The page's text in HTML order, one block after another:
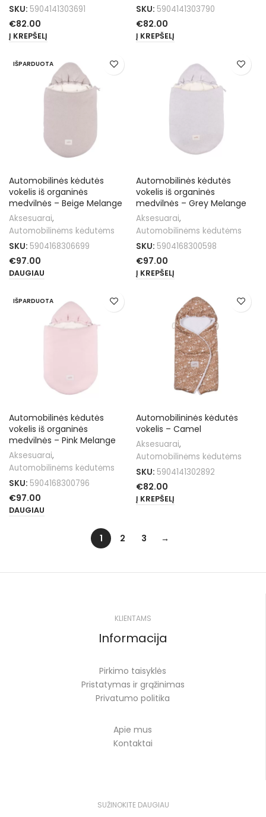
SKU: 5904141303691
€82.00
Į KREPŠELĮ
SKU: 5904141303790
€82.00
Į KREPŠELĮ
IŠPARDUOTA
Automobilinės kėdutės
vokelis iš organinės
medvilnės – Beige Melange
Aksesuarai,
Automobilinėms kėdutėms
SKU: 5904168306699
€97.00
DAUGIAU
Automobilinės kėdutės
vokelis iš organinės
medvilnės – Grey Melange
Aksesuarai,
Automobilinėms kėdutėms
SKU: 5904168300598
€97.00
Į KREPŠELĮ
IŠPARDUOTA
Automobilinės kėdutės
vokelis iš organinės
medvilnės – Pink Melange
Aksesuarai,
Automobilinėms kėdutėms
SKU: 5904168300796
€97.00
DAUGIAU
Automobilininės kėdutės
vokelis – Camel
Aksesuarai,
Automobilinėms kėdutėms
SKU: 5904141302892
€82.00
Į KREPŠELĮ
1 2 3 →
KLIENTAMS
Informacija
Pirkimo taisyklės
Pristatymas ir grąžinimas
Privatumo politika
Apie mus
Kontaktai
SUŽINOKITE DAUGIAU